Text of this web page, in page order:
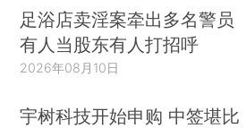
足浴店卖淫案牵出多名警员
有人当股东有人打招呼
2026年08月10日
宇树科技开始申购 中签堪比